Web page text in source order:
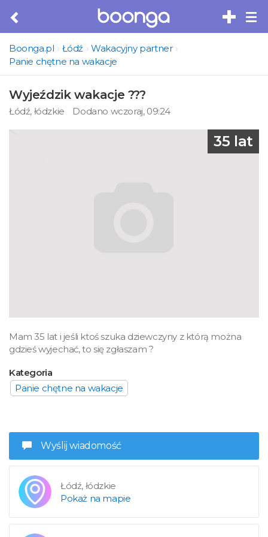
Boonga.pl
Łódź
Wakacyjny partner
Panie chętne na wakacje
Wyjeździk wakacje ???
Łódź, łódzkie Dodano wczoraj, 09:24
35 lat
Mam 35 lat i jeśli ktoś szuka dziewczyny z którą można
gdzieś wyjechać, to się zgłaszam ?
Kategoria
Panie chętne na wakacje
Wyślij wiadomość
Łódź, łódzkie
Pokaż na mapie